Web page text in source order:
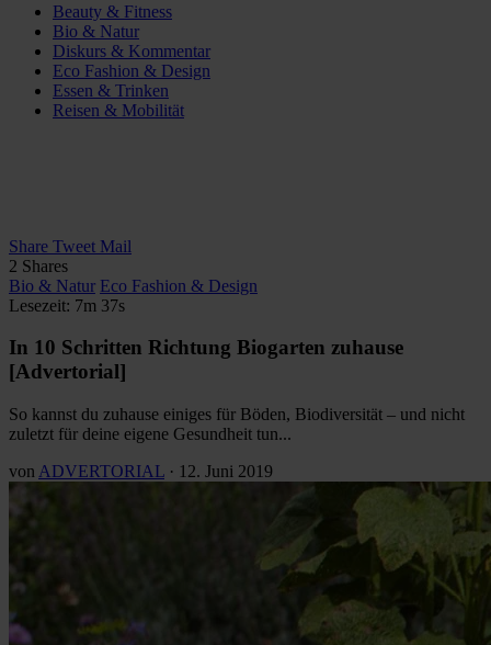
Beauty & Fitness
Bio & Natur
Diskurs & Kommentar
Eco Fashion & Design
Essen & Trinken
Reisen & Mobilität
Share Tweet Mail
2 Shares
Bio & Natur Eco Fashion & Design
Lesezeit: 7m 37s
In 10 Schritten Richtung Biogarten zuhause
[Advertorial]
So kannst du zuhause einiges für Böden, Biodiversität – und nicht
zuletzt für deine eigene Gesundheit tun...
von ADVERTORIAL · 12. Juni 2019